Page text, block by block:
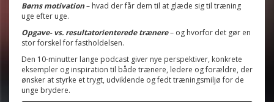
Børns motivation– hvad der får dem til at glæde sig til træning
uge efter uge.
Opgave- vs. resultatorienterede trænere– og hvorfor det gør en
stor forskel for fastholdelsen.
Den 10-minutter lange podcast giver nye perspektiver, konkrete
eksempler og inspiration til både trænere, ledere og forældre, der
ønsker at styrke et trygt, udviklende og fedt træningsmiljø for de
unge brydere.